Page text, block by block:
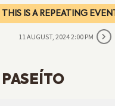
THIS IS A REPEATING EVENT
11 AUGUST, 2024 2:00 PM
PASEÍTO